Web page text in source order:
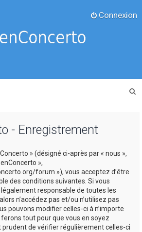
Connexion
- Enregistrement
» (désigné ci-après par « nous »,
»,
forum »), vous acceptez d’être
des conditions suivantes. Si vous
légalement responsable de toutes les
n’accédez pas et/ou n’utilisez pas
pouvons modifier celles-ci à n’importe
tout pour que vous en soyez
prudent de vérifier régulièrement celles-ci